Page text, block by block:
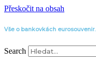
Přeskočit na obsah
Vše o bankovkách eurosouvenir.
Search